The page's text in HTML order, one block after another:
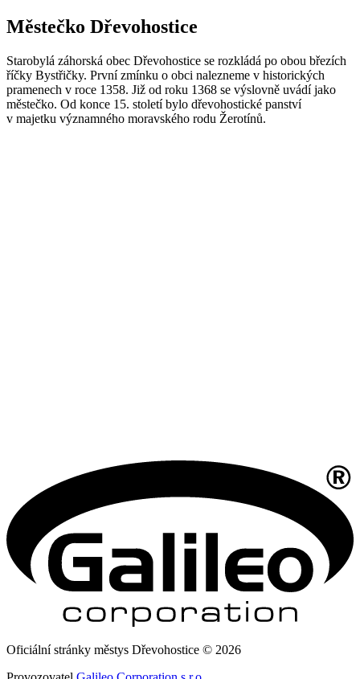
Městečko Dřevohostice
Starobylá záhorská obec Dřevohostice se rozkládá po obou březích
říčky Bystřičky. První zmínku o obci nalezneme v historických
pramenech v roce 1358. Již od roku 1368 se výslovně uvádí jako
městečko. Od konce 15. století bylo dřevohostické panství
v majetku významného moravského rodu Žerotínů.
Oficiální stránky městys Dřevohostice © 2026